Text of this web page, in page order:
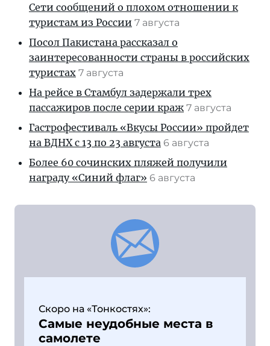
Сети сообщений о плохом отношении к
туристам из России 7 августа
Посол Пакистана рассказал о
заинтересованности страны в российских
туристах 7 августа
На рейсе в Стамбул задержали трех
пассажиров после серии краж 7 августа
Гастрофестиваль «Вкусы России» пройдет
на ВДНХ с 13 по 23 августа 6 августа
Более 60 сочинских пляжей получили
награду «Синий флаг» 6 августа
Скоро на «Тонкостях»:
Самые неудобные места в
самолете